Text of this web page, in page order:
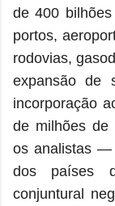
de 400
portos,
rodovias,
expansão de
incorporação
de milhões de
os analistas —
dos países
conjuntural